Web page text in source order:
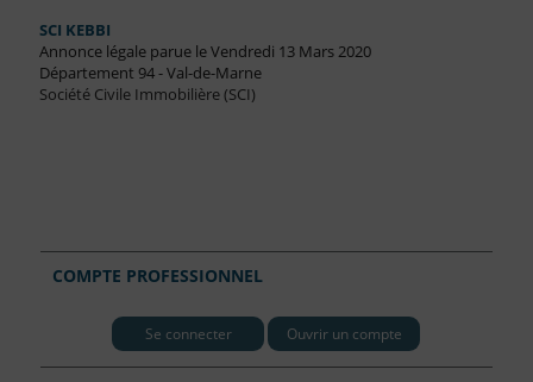
SCI KEBBI
Annonce légale parue le Vendredi 13 Mars 2020
Département 94 - Val-de-Marne
Société Civile Immobilière (SCI)
COMPTE PROFESSIONNEL
Se connecter Ouvrir un compte